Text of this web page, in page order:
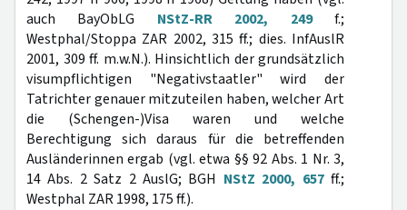
auch BayObLG NStZ-RR 2002, 249f.;
Westphal/Stoppa ZAR 2002, 315 ff.; dies. InfAuslR
2001, 309 ff. m.w.N.). Hinsichtlich der grundsätzlich
visumpflichtigen "Negativstaatler" wird der
Tatrichter genauer mitzuteilen haben, welcher Art
die (Schengen-)Visa waren und welche
Berechtigung sich daraus für die betreffenden
Ausländerinnen ergab (vgl. etwa §§ 92 Abs. 1 Nr. 3,
14 Abs. 2 Satz 2 AuslG; BGH NStZ 2000, 657ff.;
Westphal ZAR 1998, 175 ff.).